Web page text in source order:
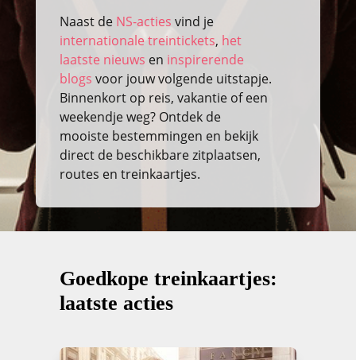
Naast de NS-acties vind je
internationale treintickets, het
laatste nieuws en inspirerende
blogs voor jouw volgende uitstapje.
Binnenkort op reis, vakantie of een
weekendje weg? Ontdek de
mooiste bestemmingen en bekijk
direct de beschikbare zitplaatsen,
routes en treinkaartjes.
Goedkope treinkaartjes:
laatste acties